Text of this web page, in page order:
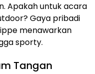
Apakah untuk acara
Gaya pribadi
menawarkan
sporty.
Tangan